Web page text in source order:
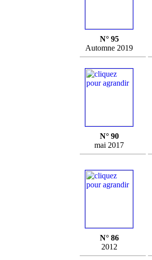
N° 95
Automne 2019
N° 90
mai 2017
N° 86
2012